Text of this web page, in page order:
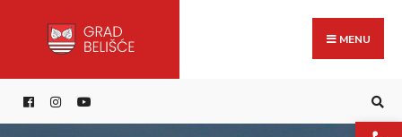
content
MENU
for: